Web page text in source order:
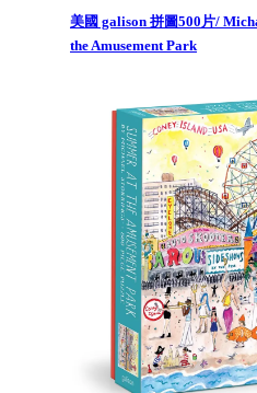
美國 galison 拼圖500片/
the Amusement Park